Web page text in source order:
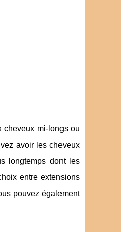
cheveux mi-longs ou
avoir les cheveux
longtemps dont les
entre extensions
pouvez également